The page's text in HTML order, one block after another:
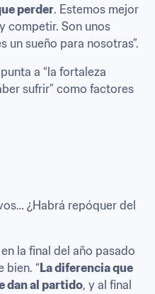
perder. Estemos mejor
competir. Son unos
un sueño para nosotras”.
a “la fortaleza
sufrir” como factores
¿Habrá repóquer del
la final del año pasado
bien. “ La diferencia que
dan al partido, y al final